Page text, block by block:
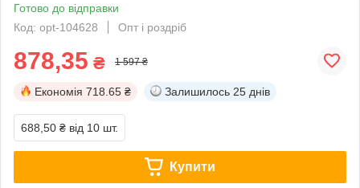
Готово до відправки
Код: opt-104628
Опт і роздріб
878,35 ₴ 1 597 ₴
Економія 718.65 ₴ Залишилось 25 днів
688,50 ₴ від 10 шт.
Купити